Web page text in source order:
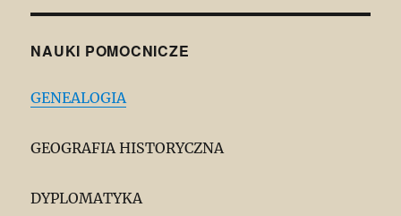
NAUKI POMOCNICZE
GENEALOGIA
GEOGRAFIA HISTORYCZNA
DYPLOMATYKA